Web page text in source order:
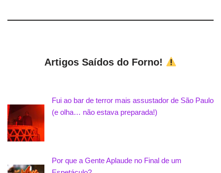
Artigos Saídos do Forno!
Fui ao bar de terror mais assustador de São Paulo
(e olha… não estava preparada!)
Por que a Gente Aplaude no Final de um